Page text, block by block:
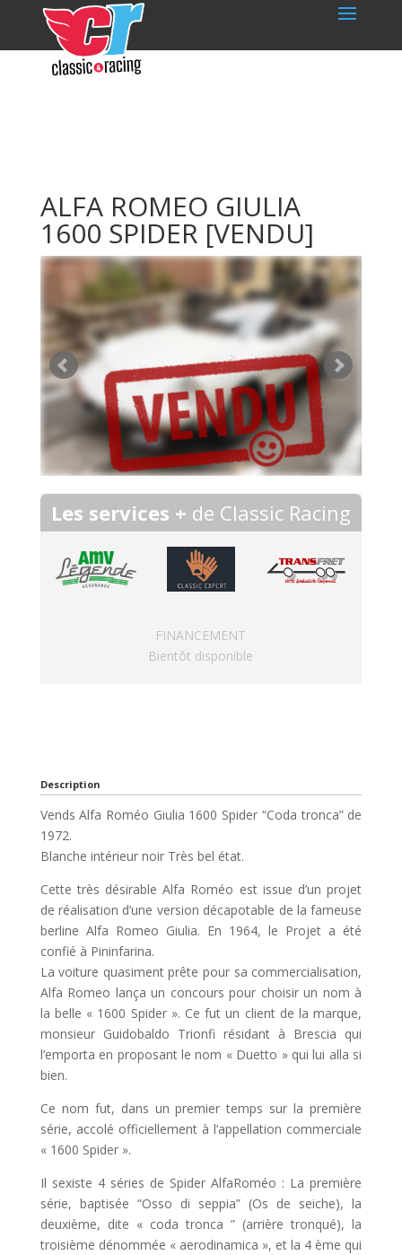
ALFA ROMEO GIULIA
1600 SPIDER [VENDU]
Les services + de Classic Racing
FINANCEMENT
Bientôt disponible
Description
Vends Alfa Roméo Giulia 1600 Spider “Coda tronca” de
1972.
Blanche intérieur noir Très bel état.
Cette très désirable Alfa Roméo est issue d’un projet
de réalisation d’une version décapotable de la fameuse
berline Alfa Romeo Giulia. En 1964, le Projet a été
confié à Pininfarina.
La voiture quasiment prête pour sa commercialisation,
Alfa Romeo lança un concours pour choisir un nom à
la belle « 1600 Spider ». Ce fut un client de la marque,
monsieur Guidobaldo Trionfi résidant à Brescia qui
l’emporta en proposant le nom « Duetto » qui lui alla si
bien.
Ce nom fut, dans un premier temps sur la première
série, accolé officiellement à l’appellation commerciale
« 1600 Spider ».
Il sexiste 4 séries de Spider AlfaRoméo : La première
série, baptisée “Osso di seppia” (Os de seiche), la
deuxième, dite « coda tronca ” (arrière tronqué), la
troisième dénommée « aerodinamica », et la 4 ème qui